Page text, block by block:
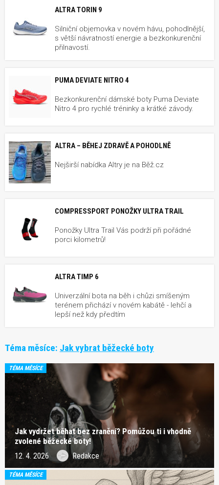
ALTRA TORIN 9
Silniční objemovka v novém hávu, pohodlnější,
s větší návratností energie a bezkonkurenční
přilnavostí.
PUMA DEVIATE NITRO 4
Bezkonkurenční dámské boty Puma Deviate
Nitro 4 pro rychlé tréninky a krátké závody.
ALTRA – BĚHEJ ZDRAVĚ A POHODLNĚ
Nejširší nabídka Altry je na Běž.cz
COMPRESSPORT PONOŽKY ULTRA TRAIL
Ponožky Ultra Trail Vás podrží při pořádné
porci kilometrů!
ALTRA TIMP 6
Univerzální bota na běh i chůzi smíšeným
terénem přichází v novém kabátě - lehčí a
lepší než kdy předtím
Téma měsíce: Jak vybrat běžecké boty
TÉMA MĚSÍCE
Jak vydržet běhat bez zranění? Pomůžou ti i vhodně
zvolené běžecké boty!
12. 4. 2026 Redakce
TÉMA MĚSÍCE